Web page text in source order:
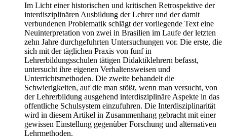
Im Licht einer historischen und kritischen Retrospektive der
interdisziplinären Ausbildung der Lehrer und der damit
verbundenen Problematik schlägt der vorliegende Text eine
Neuinterpretation von zwei in Brasilien im Laufe der letzten
zehn Jahre durchgefuhrten Untersuchungen vor. Die erste, die
sich mit der täglichen Praxis von funf in
Lehrerbildungsschulen tätigen Didaktiklehrern befasst,
untersucht ihre eigenen Verhaltensweisen und
Unterrichtsmethoden. Die zweite behandelt die
Schwierigkeiten, auf die man stößt, wenn man versucht, von
der Lehrerbildung ausgehend interdisziplinäre Aspekte in das
offentliche Schulsystem einzufuhren. Die Interdisziplinarität
wird in diesem Artikel in Zusammenhang gebracht mit einer
gewissen Einstellung gegenùber Forschung und alternativen
Lehrmethoden.